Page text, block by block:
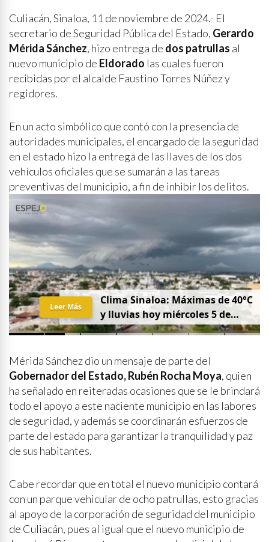
Culiacán, Sinaloa, 11 de noviembre de 2024.- El
secretario de Seguridad Pública del Estado, Gerardo
Mérida Sánchez, hizo entrega de dos patrullas al
nuevo municipio de Eldorado las cuales fueron
recibidas por el alcalde Faustino Torres Núñez y
regidores.
En un acto simbólico que contó con la presencia de
autoridades municipales, el encargado de la seguridad
en el estado hizo la entrega de las llaves de los dos
vehículos oficiales que se sumarán a las tareas
preventivas del municipio, a fin de inhibir los delitos.
Clima Sinaloa: Máximas de 40°C
y lluvias hoy miércoles 5 de
agosto
Leer Más
Mérida Sánchez dio un mensaje de parte del
Gobernador del Estado, Rubén Rocha Moya, quien
ha señalado en reiteradas ocasiones que se le brindará
todo el apoyo a este naciente municipio en las labores
de seguridad, y además se coordinarán esfuerzos de
parte del estado para garantizar la tranquilidad y paz
de sus habitantes.
Cabe recordar que en total el nuevo municipio contará
con un parque vehicular de ocho patrullas, esto gracias
al apoyo de la corporación de seguridad del municipio
de Culiacán, pues al igual que el nuevo municipio de